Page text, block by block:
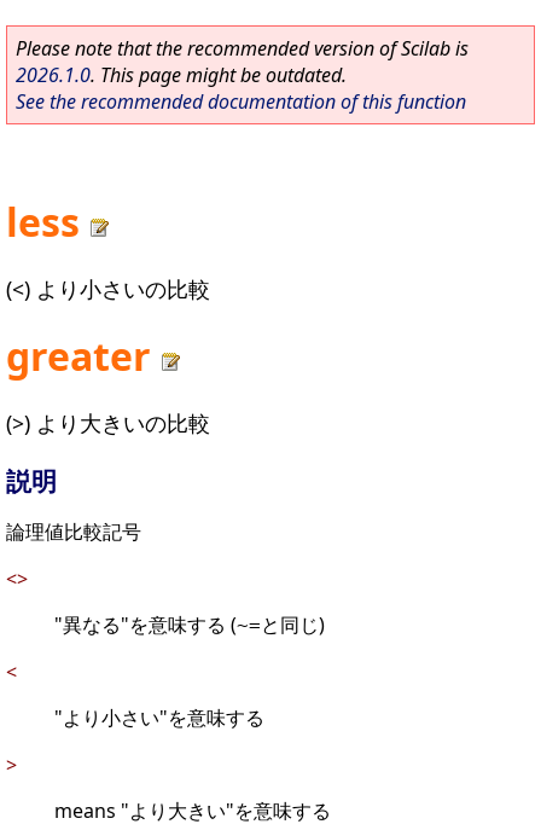
Please note that the recommended version of Scilab is
2026.1.0. This page might be outdated.
See the recommended documentation of this function
less
(<) より小さいの比較
greater
(>) より大きいの比較
説明
論理値比較記号
<>
"異なる"を意味する (~=と同じ)
<
"より小さい"を意味する
>
means "より大きい"を意味する